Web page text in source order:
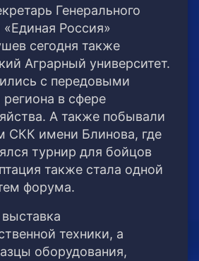
Генерального
«Единая Россия»
сегодня также
Аграрный университет.
с передовыми
в сфере
А также побывали
СКК имени Блинова, где
турнир для бойцов
также стала одной
форума.
техники, а
оборудования,